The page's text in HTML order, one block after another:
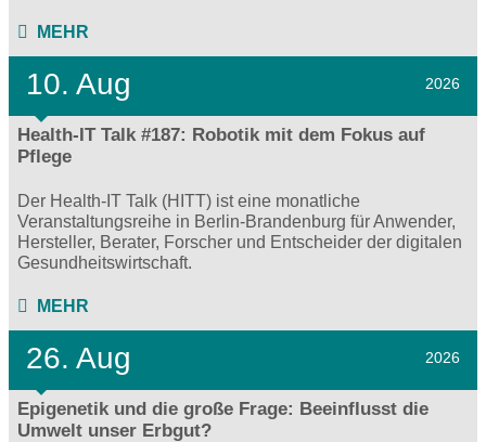
MEHR
10. Aug 2026
Health-IT Talk #187: Robotik mit dem Fokus auf
Pflege
Der Health-IT Talk (HITT) ist eine monatliche
Veranstaltungsreihe in Berlin-Brandenburg für Anwender,
Hersteller, Berater, Forscher und Entscheider der digitalen
Gesundheitswirtschaft.
MEHR
26. Aug 2026
Epigenetik und die große Frage: Beeinflusst die
Umwelt unser Erbgut?